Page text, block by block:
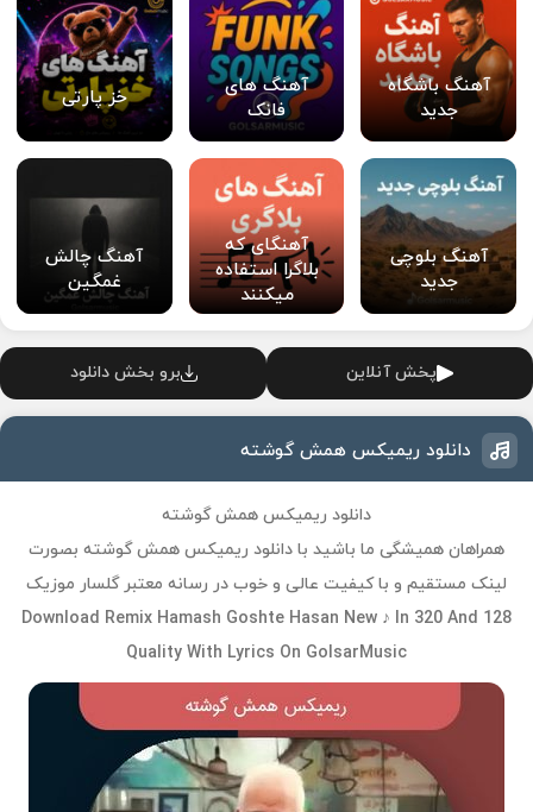
آهنگ باشگاه
جدید
آهنگ های
فانک
خز پارتی
آهنگ بلوچی
جدید
آهنگای که
بلاگرا استفاده
میکنند
آهنگ چالش
غمگین
پخش آنلاین برو بخش دانلود
دانلود ریمیکس همش گوشته
دانلود ریمیکس همش گوشته
همراهان همیشگی ما باشید با دانلود ریمیکس همش گوشته بصورت
لینک مستقیم و با کیفیت عالی و خوب در رسانه معتبر گلسار موزیک
Download Remix Hamash Goshte Hasan New ♪ In 320 And 128
Quality With Lyrics On GolsarMusic